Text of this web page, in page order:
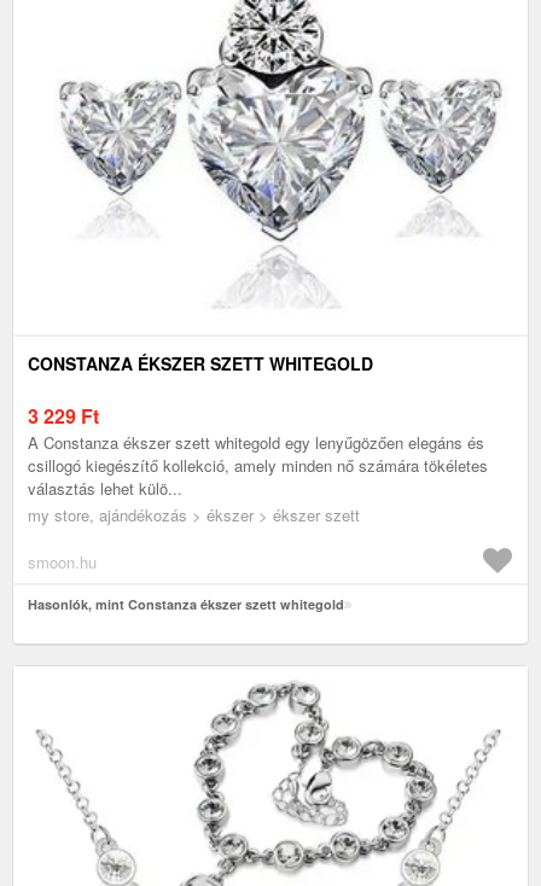
CONSTANZA ÉKSZER SZETT WHITEGOLD
3 229 Ft
A Constanza ékszer szett whitegold egy lenyűgözően elegáns és
csillogó kiegészítő kollekció, amely minden nő számára tökéletes
választás lehet külö...
my store, ajándékozás > ékszer > ékszer szett
smoon.hu
Hasonlók, mint Constanza ékszer szett whitegold